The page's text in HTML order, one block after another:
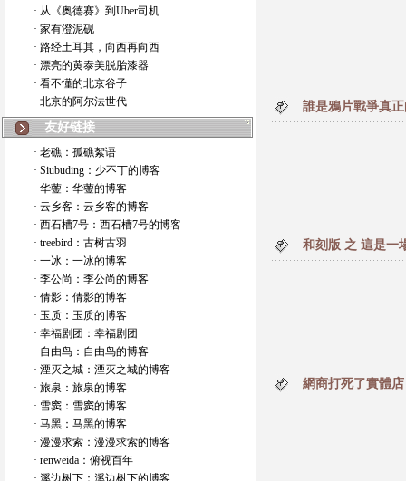
· 从《奥德赛》到Uber司机
· 家有澄泥砚
· 路经土耳其，向西再向西
· 漂亮的黄泰美脱胎漆器
· 看不懂的北京谷子
· 北京的阿尔法世代
友好链接
· 老礁：孤礁絮语
· Siubuding：少不丁的博客
· 华蓥：华蓥的博客
· 云乡客：云乡客的博客
· 西石槽7号：西石槽7号的博客
· treebird：古树古羽
· 一冰：一冰的博客
· 李公尚：李公尚的博客
· 倩影：倩影的博客
· 玉质：玉质的博客
· 幸福剧团：幸福剧团
· 自由鸟：自由鸟的博客
· 湮灭之城：湮灭之城的博客
· 旅泉：旅泉的博客
· 雪窦：雪窦的博客
· 马黑：马黑的博客
· 漫漫求索：漫漫求索的博客
· renweida：俯视百年
· 溪边树下：溪边树下的博客
誰是鴉片戰爭真
和刻版 之 這是一
網商打死了實體